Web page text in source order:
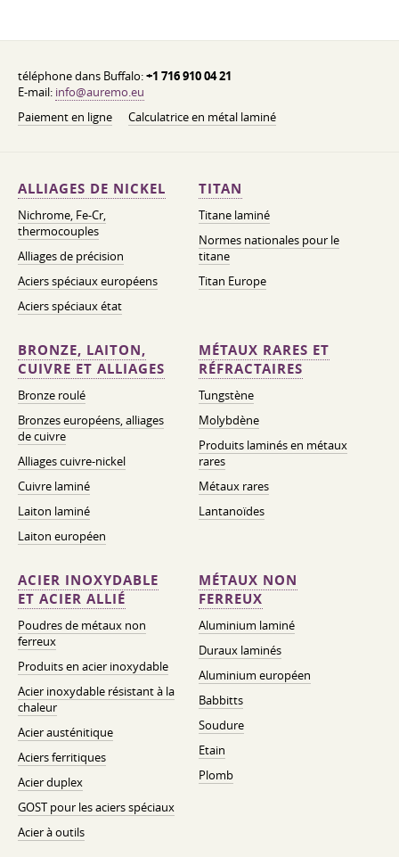
téléphone dans Buffalo:+1 716 910 04 21
E-mail: info@auremo.eu
Paiement en ligne
Calculatrice en métal laminé
ALLIAGES DE NICKEL
Nichrome, Fe-Cr,
thermocouples
Alliages de précision
Aciers spéciaux européens
Aciers spéciaux état
TITAN
Titane laminé
Normes nationales pour le
titane
Titan Europe
BRONZE, LAITON,
CUIVRE ET ALLIAGES
Bronze roulé
Bronzes européens, alliages
de cuivre
Alliages cuivre-nickel
Cuivre laminé
Laiton laminé
Laiton européen
MÉTAUX RARES ET
RÉFRACTAIRES
Tungstène
Molybdène
Produits laminés en métaux
rares
Métaux rares
Lantanoïdes
ACIER INOXYDABLE
ET ACIER ALLIÉ
Poudres de métaux non
ferreux
Produits en acier inoxydable
Acier inoxydable résistant à la
chaleur
Acier austénitique
Aciers ferritiques
Acier duplex
GOST pour les aciers spéciaux
Acier à outils
MÉTAUX NON
FERREUX
Aluminium laminé
Duraux laminés
Aluminium européen
Babbitts
Soudure
Etain
Plomb